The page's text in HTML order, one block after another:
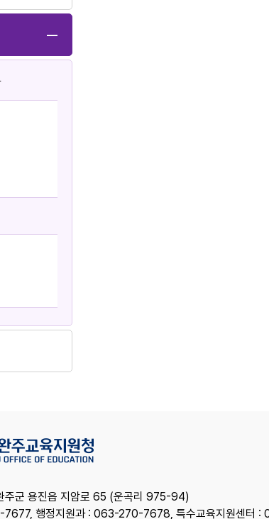
주군 용진읍 지암로 65 (운곡리 975-94)
7677, 행정지원과 : 063-270-7678, 특수교육지원센